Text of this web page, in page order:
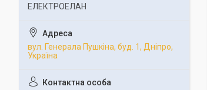
ЕЛЕКТРОЕЛАН
вул. Генерала Пушкіна, буд. 1, Дніпро,
Україна